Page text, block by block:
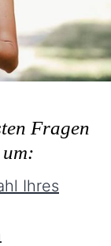
Fragen
Ihres